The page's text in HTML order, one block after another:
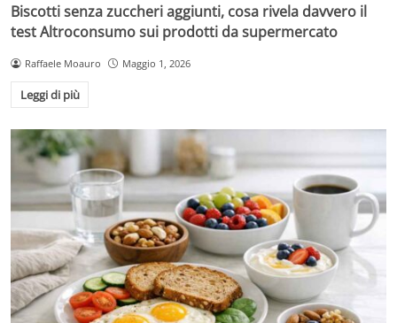
Biscotti senza zuccheri aggiunti, cosa rivela davvero il
test Altroconsumo sui prodotti da supermercato
Raffaele Moauro Maggio 1, 2026
Leggi di più